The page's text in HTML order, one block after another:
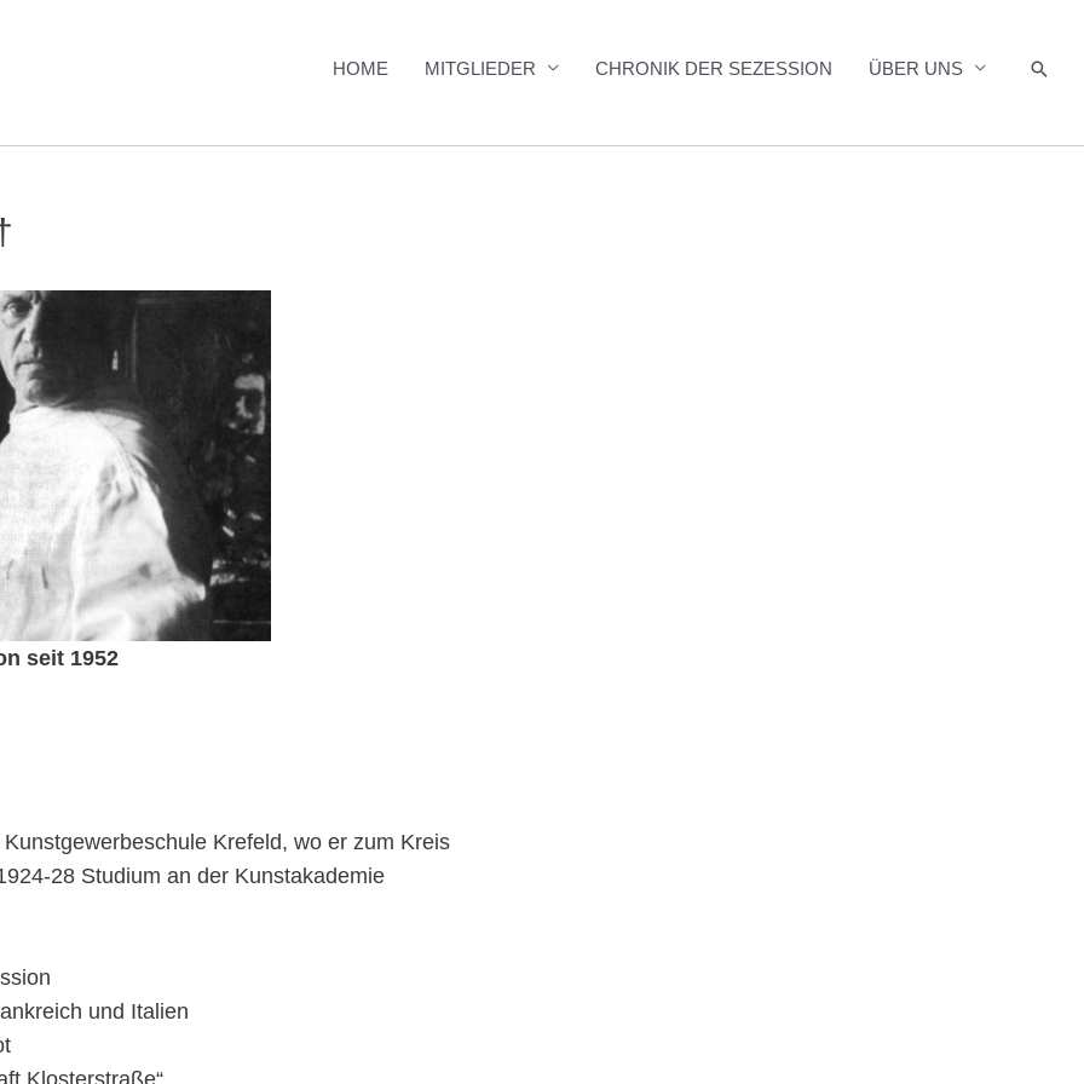
HOME MITGLIEDER CHRONIK DER SEZESSION ÜBER UNS
seit 1952
Kre­feld, wo er zum Kreis
28 Studium an der Kunstakade­mie
und Italien